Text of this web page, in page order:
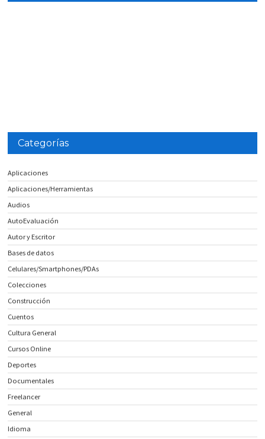
Categorías
Aplicaciones
Aplicaciones/Herramientas
Audios
AutoEvaluación
Autor y Escritor
Bases de datos
Celulares/Smartphones/PDAs
Colecciones
Construcción
Cuentos
Cultura General
Cursos Online
Deportes
Documentales
Freelancer
General
Idioma